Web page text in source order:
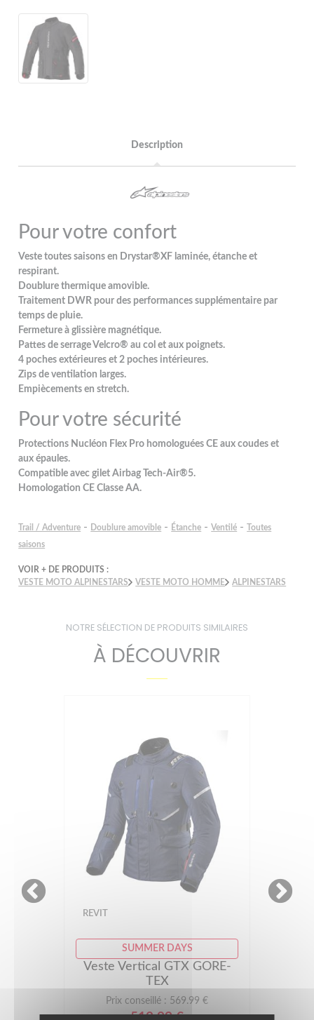
Description
Pour votre confort
Veste toutes saisons en Drystar®XF laminée, étanche et
respirant.
Doublure thermique amovible.
Traitement DWR pour des performances supplémentaire par
temps de pluie.
Fermeture à glissière magnétique.
Pattes de serrage Velcro® au col et aux poignets.
4 poches extérieures et 2 poches intérieures.
Zips de ventilation larges.
Empiècements en stretch.
Pour votre sécurité
Protections Nucléon Flex Pro homologuées CE aux coudes et
aux épaules.
Compatible avec gilet Airbag Tech-Air®5.
Homologation CE Classe AA.
Trail / Adventure - Doublure amovible - Étanche -Ventilé - Toutes
saisons
VOIR + DE PRODUITS :
VESTE MOTO ALPINESTARS
VESTE MOTO HOMME ALPINESTARS
NOTRE SÉLECTION DE PRODUITS SIMILAIRES
À DÉCOUVRIR
REVIT
PROMOS
Veste SAND 4 H2O
Prix conseillé : 499.99 €
339.99 €